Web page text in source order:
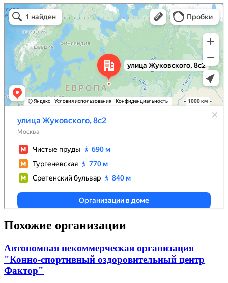
Похожие организации
Автономная некоммерческая организация
"Конно-спортивный оздоровительный центр
Фактор"